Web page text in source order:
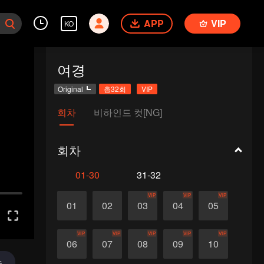
KO APP VIP
여경
Original 총32회 VIP
회차 비하인드 컷[NG]
회차
01-30 31-32
01 02 03
VIP
04
VIP
05
VIP
06
VIP
07
VIP
08
VIP
09
VIP
10
VIP